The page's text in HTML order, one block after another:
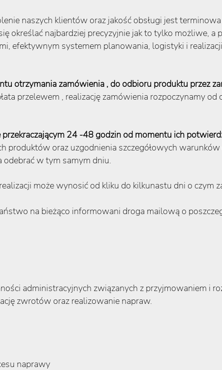
naszych klientów oraz jakość obsługi jest
określać najbardziej precyzyjnie jak to tylko możliwe, a
efektywnym systemem planowania, logistyki i
otrzymania zamówienia , do odbioru produktu przez
przelewem , realizację zamówienia rozpoczynamy
24 -48 godzin od momentu ich
oraz uzgodnienia szczegółowych warunków
odebrać w tym samym dniu.
może wynosić od kliku do kilkunastu dni o czym
na bieżąco informowani droga mailową o
administracyjnych związanych z przyjmowaniem i
zwrotów oraz realizowanie napraw.
naprawy